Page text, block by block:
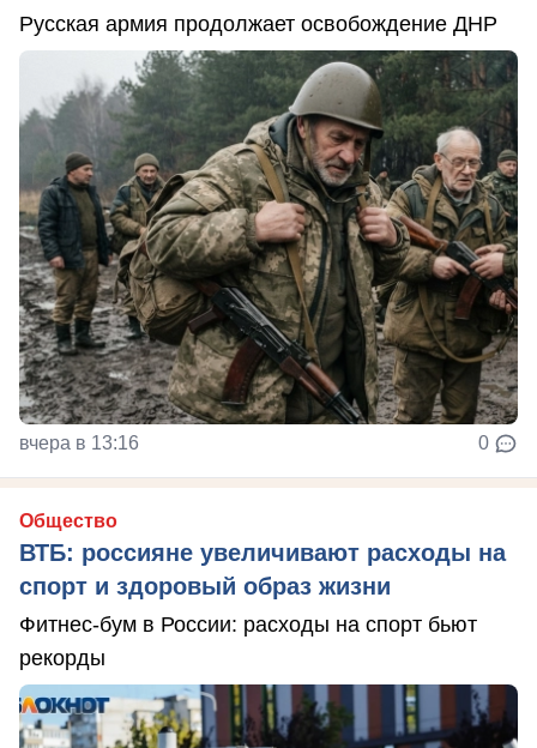
Русская армия продолжает освобождение ДНР
вчера в 13:16 0
Общество
ВТБ: россияне увеличивают расходы на
спорт и здоровый образ жизни
Фитнес-бум в России: расходы на спорт бьют
рекорды